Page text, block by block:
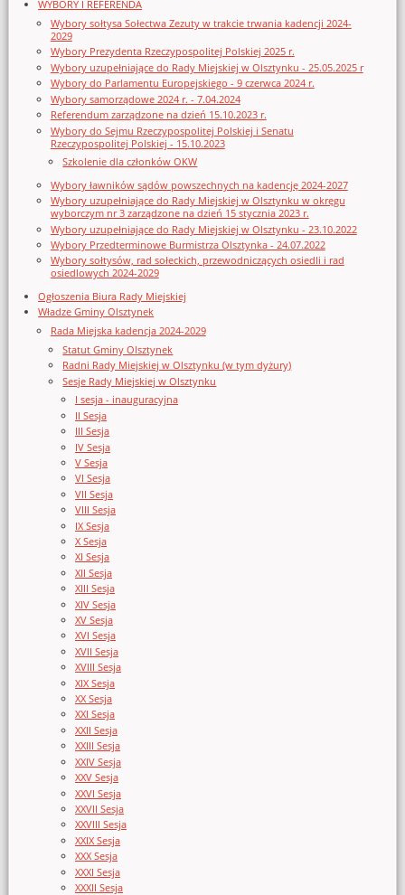
WYBORY I REFERENDA
Wybory sołtysa Sołectwa Zezuty w trakcie trwania kadencji 2024-
2029
Wybory Prezydenta Rzeczypospolitej Polskiej 2025 r.
Wybory uzupełniające do Rady Miejskiej w Olsztynku - 25.05.2025 r
Wybory do Parlamentu Europejskiego - 9 czerwca 2024 r.
Wybory samorządowe 2024 r. - 7.04.2024
Referendum zarządzone na dzień 15.10.2023 r.
Wybory do Sejmu Rzeczypospolitej Polskiej i Senatu
Rzeczypospolitej Polskiej - 15.10.2023
Szkolenie dla członków OKW
Wybory ławników sądów powszechnych na kadencję 2024-2027
Wybory uzupełniające do Rady Miejskiej w Olsztynku w okręgu
wyborczym nr 3 zarządzone na dzień 15 stycznia 2023 r.
Wybory uzupełniające do Rady Miejskiej w Olsztynku - 23.10.2022
Wybory Przedterminowe Burmistrza Olsztynka - 24.07.2022
Wybory sołtysów, rad sołeckich, przewodniczących osiedli i rad
osiedlowych 2024-2029
Ogłoszenia Biura Rady Miejskiej
Władze Gminy Olsztynek
Rada Miejska kadencja 2024-2029
Statut Gminy Olsztynek
Radni Rady Miejskiej w Olsztynku (w tym dyżury)
Sesje Rady Miejskiej w Olsztynku
I sesja - inauguracyjna
II Sesja
III Sesja
IV Sesja
V Sesja
VI Sesja
VII Sesja
VIII Sesja
IX Sesja
X Sesja
XI Sesja
XII Sesja
XIII Sesja
XIV Sesja
XV Sesja
XVI Sesja
XVII Sesja
XVIII Sesja
XIX Sesja
XX Sesja
XXI Sesja
XXII Sesja
XXIII Sesja
XXIV Sesja
XXV Sesja
XXVI Sesja
XXVII Sesja
XXVIII Sesja
XXIX Sesja
XXX Sesja
XXXI Sesja
XXXII Sesja